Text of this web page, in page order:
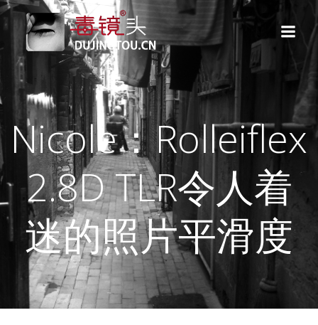
到
内
容
Nicole：Rolleiflex
2.8D TLR令人着
迷的照片平滑度